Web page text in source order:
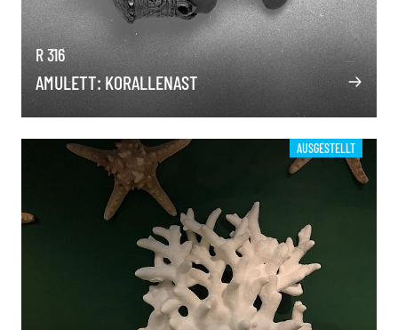
R 316
AMULETT: KORALLENAST
AUSGESTELLT